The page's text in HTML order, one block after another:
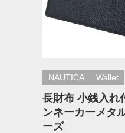
NAUTICA Wallet
長財布 小銭入れ
ンネーカーメタ
ーズ